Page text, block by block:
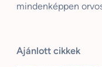
mindenképpen
Ajánlott cikkek